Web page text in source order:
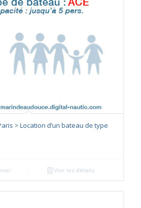
> Location d’un bateau de type
Voir les détails